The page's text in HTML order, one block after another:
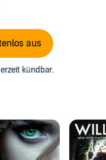
aus
kündbar.